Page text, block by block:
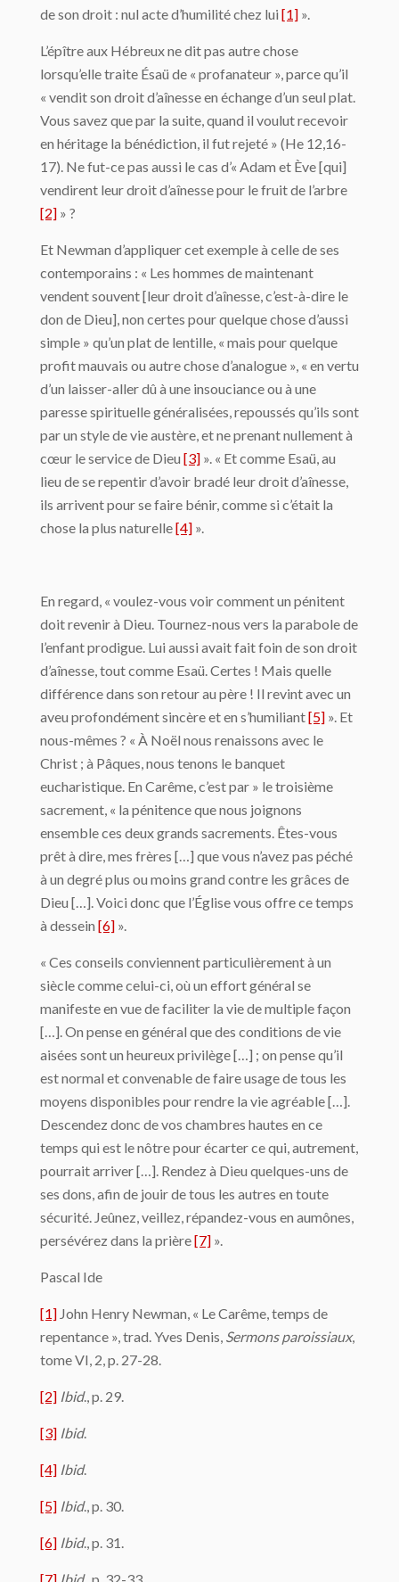
de son droit : nul acte d’humilité chez lui [1] ».
L’épître aux Hébreux ne dit pas autre chose
lorsqu’elle traite Ésaü de « profanateur », parce qu’il
« vendit son droit d’aînesse en échange d’un seul plat.
Vous savez que par la suite, quand il voulut recevoir
en héritage la bénédiction, il fut rejeté » (He 12,16-
17). Ne fut-ce pas aussi le cas d’« Adam et Ève [qui]
vendirent leur droit d’aînesse pour le fruit de l’arbre
[2] » ?
Et Newman d’appliquer cet exemple à celle de ses
contemporains : « Les hommes de maintenant
vendent souvent [leur droit d’aînesse, c’est-à-dire le
don de Dieu], non certes pour quelque chose d’aussi
simple » qu’un plat de lentille, « mais pour quelque
profit mauvais ou autre chose d’analogue », « en vertu
d’un laisser-aller dû à une insouciance ou à une
paresse spirituelle généralisées, repoussés qu’ils sont
par un style de vie austère, et ne prenant nullement à
cœur le service de Dieu [3] ». « Et comme Esaü, au
lieu de se repentir d’avoir bradé leur droit d’aînesse,
ils arrivent pour se faire bénir, comme si c’était la
chose la plus naturelle[4] ».
En regard, « voulez-vous voir comment un pénitent
doit revenir à Dieu. Tournez-nous vers la parabole de
l’enfant prodigue. Lui aussi avait fait foin de son droit
d’aînesse, tout comme Esaü. Certes ! Mais quelle
différence dans son retour au père ! Il revint avec un
aveu profondément sincère et en s’humiliant[5] ». Et
nous-mêmes ? « À Noël nous renaissons avec le
Christ ; à Pâques, nous tenons le banquet
eucharistique. En Carême, c’est par » le troisième
sacrement, « la pénitence que nous joignons
ensemble ces deux grands sacrements. Êtes-vous
prêt à dire, mes frères […] que vous n’avez pas péché
à un degré plus ou moins grand contre les grâces de
Dieu […]. Voici donc que l’Église vous offre ce temps
à dessein [6] ».
« Ces conseils conviennent particulièrement à un
siècle comme celui-ci, où un effort général se
manifeste en vue de faciliter la vie de multiple façon
[…]. On pense en général que des conditions de vie
aisées sont un heureux privilège […] ; on pense qu’il
est normal et convenable de faire usage de tous les
moyens disponibles pour rendre la vie agréable […].
Descendez donc de vos chambres hautes en ce
temps qui est le nôtre pour écarter ce qui, autrement,
pourrait arriver […]. Rendez à Dieu quelques-uns de
ses dons, afin de jouir de tous les autres en toute
sécurité. Jeûnez, veillez, répandez-vous en aumônes,
persévérez dans la prière[7] ».
Pascal Ide
[1] John Henry Newman, « Le Carême, temps de
repentance », trad. Yves Denis, Sermons paroissiaux,
tome VI, 2, p. 27-28.
[2] Ibid., p. 29.
[3] Ibid.
[4] Ibid.
[5] Ibid., p. 30.
[6] Ibid., p. 31.